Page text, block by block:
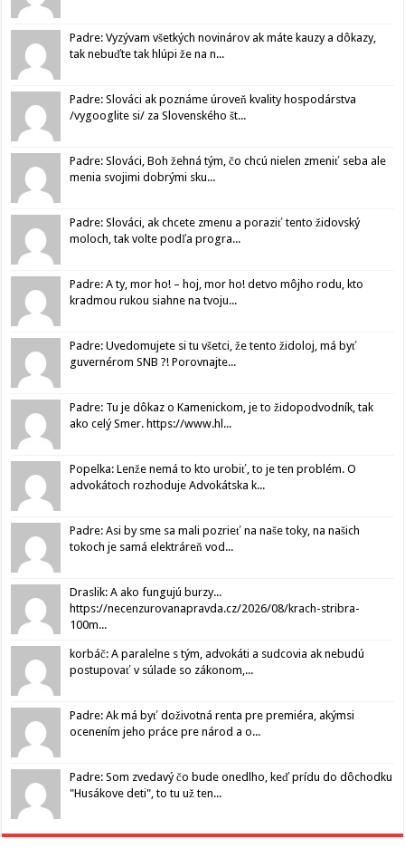
Padre: Vyzývam všetkých novinárov ak máte kauzy a dôkazy,
tak nebuďte tak hlúpi že na n...
Padre: Slováci ak poznáme úroveň kvality hospodárstva
/vygooglite si/ za Slovenského št...
Padre: Slováci, Boh žehná tým, čo chcú nielen zmeniť seba ale
menia svojimi dobrými sku...
Padre: Slováci, ak chcete zmenu a poraziť tento židovský
moloch, tak volte podľa progra...
Padre: A ty, mor ho! – hoj, mor ho! detvo môjho rodu, kto
kradmou rukou siahne na tvoju...
Padre: Uvedomujete si tu všetci, že tento židoloj, má byť
guvernérom SNB ?! Porovnajte...
Padre: Tu je dôkaz o Kamenickom, je to židopodvodník, tak
ako celý Smer. https://www.hl...
Popelka: Lenže nemá to kto urobiť, to je ten problém. O
advokátoch rozhoduje Advokátska k...
Padre: Asi by sme sa mali pozrieť na naše toky, na našich
tokoch je samá elektráreň vod...
Draslik: A ako fungujú burzy...
https://necenzurovanapravda.cz/2026/08/krach-stribra-
100m...
korbáč: A paralelne s tým, advokáti a sudcovia ak nebudú
postupovať v súlade so zákonom,...
Padre: Ak má byť doživotná renta pre premiéra, akýmsi
ocenením jeho práce pre národ a o...
Padre: Som zvedavý čo bude onedlho, keď prídu do dôchodku
"Husákove deti", to tu už ten...